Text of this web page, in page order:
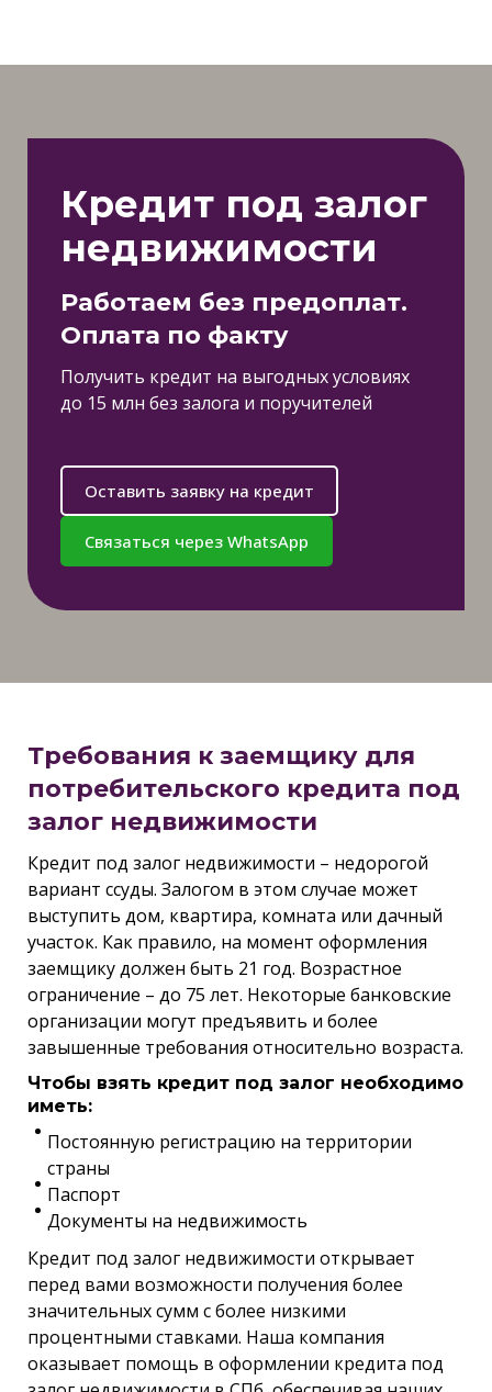
Кредит под залог
недвижимости
Работаем без предоплат.
Оплата по факту
Получить кредит на выгодных условиях
до 15 млн без залога и поручителей
Оставить заявку на кредит
Связаться через WhatsApp
Требования к заемщику для
потребительского кредита под
залог недвижимости
Кредит под залог недвижимости – недорогой
вариант ссуды. Залогом в этом случае может
выступить дом, квартира, комната или дачный
участок. Как правило, на момент оформления
заемщику должен быть 21 год. Возрастное
ограничение – до 75 лет. Некоторые банковские
организации могут предъявить и более
завышенные требования относительно возраста.
Чтобы взять кредит под залог необходимо
иметь:
Постоянную регистрацию на территории
страны
Паспорт
Документы на недвижимость
Кредит под залог недвижимости открывает
перед вами возможности получения более
значительных сумм с более низкими
процентными ставками. Наша компания
оказывает помощь в оформлении кредита под